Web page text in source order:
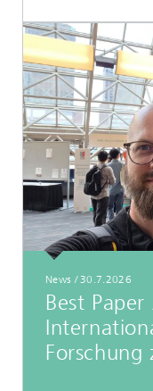
News / 30.7.2026
Best
Forschung